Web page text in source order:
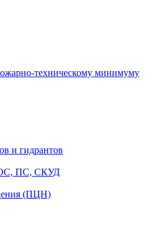
техническому минимуму
и гидрантов
ОС, ПС, СКУД
(ПЦН)